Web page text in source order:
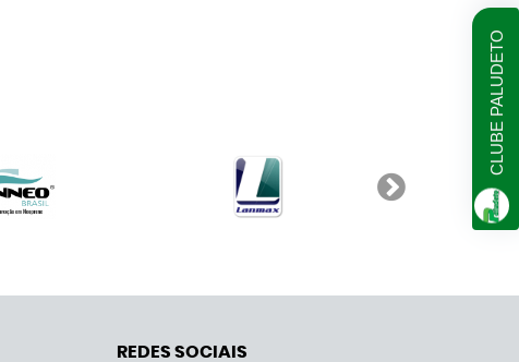
REDES SOCIAIS
CLUBE PALUDETO